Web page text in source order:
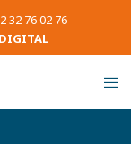
32 76 02 76